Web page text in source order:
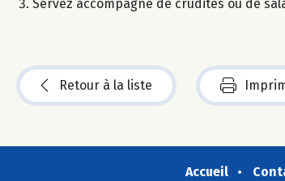
Servez accompagné de crudités ou de
Retour à la liste
Accueil